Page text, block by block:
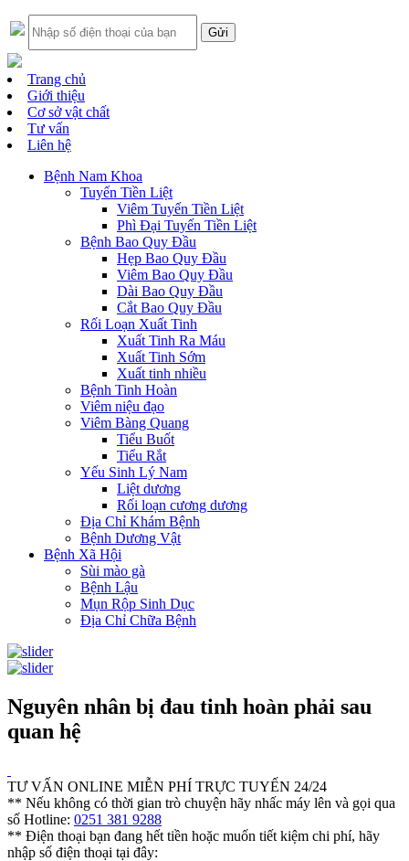
Trang chủ
Giới thiệu
Cơ sở vật chất
Tư vấn
Liên hệ
Bệnh Nam Khoa
Tuyến Tiền Liệt
Viêm Tuyến Tiền Liệt
Phì Đại Tuyến Tiền Liệt
Bệnh Bao Quy Đầu
Hẹp Bao Quy Đầu
Viêm Bao Quy Đầu
Dài Bao Quy Đầu
Cắt Bao Quy Đầu
Rối Loạn Xuất Tinh
Xuất Tinh Ra Máu
Xuất Tinh Sớm
Xuất tinh nhiều
Bệnh Tinh Hoàn
Viêm niệu đạo
Viêm Bàng Quang
Tiểu Buốt
Tiểu Rắt
Yếu Sinh Lý Nam
Liệt dương
Rối loạn cương dương
Địa Chỉ Khám Bệnh
Bệnh Dương Vật
Bệnh Xã Hội
Sùi mào gà
Bệnh Lậu
Mụn Rộp Sinh Dục
Địa Chỉ Chữa Bệnh
Nguyên nhân bị đau tinh hoàn phải sau
quan hệ
TƯ VẤN ONLINE MIỄN PHÍ TRỰC TUYẾN 24/24
** Nếu không có thời gian trò chuyện hãy nhấc máy lên và gọi qua
số Hotline: 0251 381 9288
** Điện thoại bạn đang hết tiền hoặc muốn tiết kiệm chi phí, hãy
nhập số điện thoại tại đây: